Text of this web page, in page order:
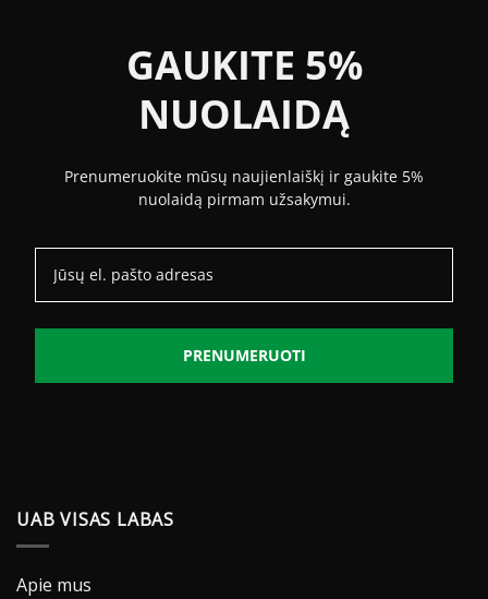
GAUKITE 5%
NUOLAIDĄ
Prenumeruokite mūsų naujienlaiškį ir gaukite 5%
nuolaidą pirmam užsakymui.
PRENUMERUOTI
UAB VISAS LABAS
Apie mus